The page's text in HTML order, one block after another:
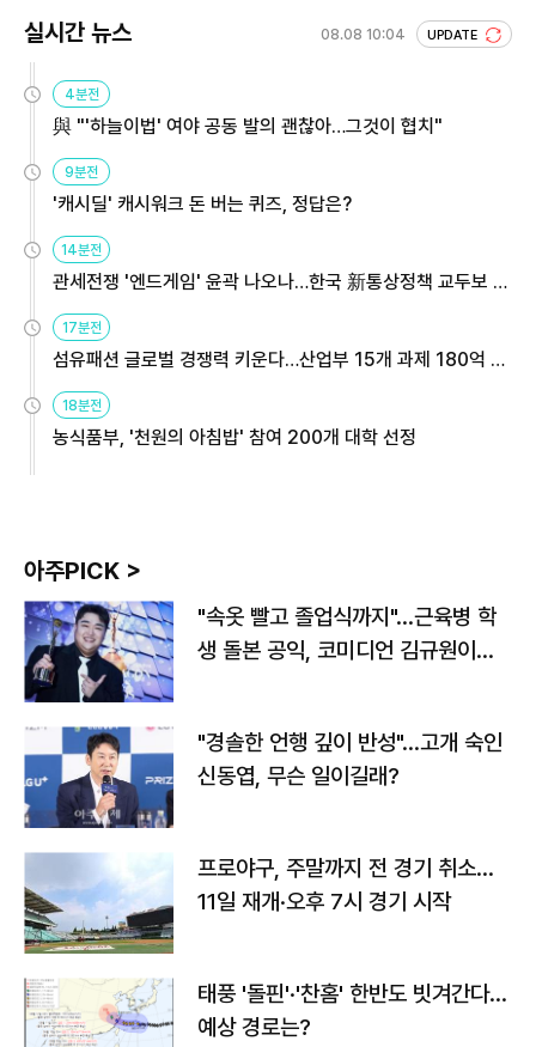
실시간 뉴스 08.08 10:04 UPDATE
4분전
與 "'하늘이법' 여야 공동 발의 괜찮아…그것이 협치"
9분전
'캐시딜' 캐시워크 돈 버는 퀴즈, 정답은?
14분전
관세전쟁 '엔드게임' 윤곽 나오나…한국 新통상정책 교두보 활
용해야
17분전
섬유패션 글로벌 경쟁력 키운다…산업부 15개 과제 180억 지
원
18분전
농식품부, '천원의 아침밥' 참여 200개 대학 선정
아주PICK >
"속옷 빨고 졸업식까지"…근육병 학
생 돌본 공익, 코미디언 김규원이었
"경솔한 언행 깊이 반성"…고개 숙인
신동엽, 무슨 일이길래?
프로야구, 주말까지 전 경기 취소…
11일 재개·오후 7시 경기 시작
태풍 '돌핀'·'찬홈' 한반도 빗겨간다…
예상 경로는?